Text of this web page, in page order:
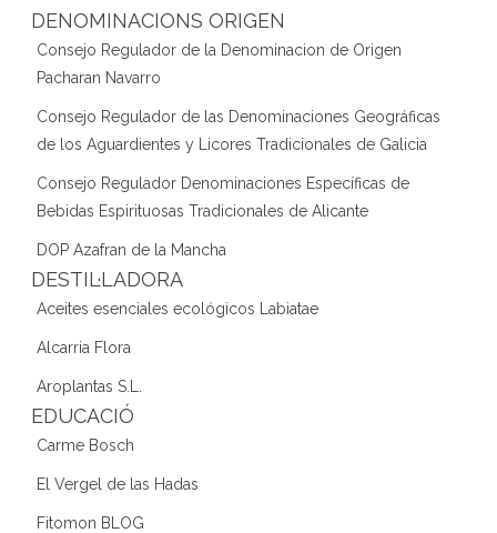
DENOMINACIONS ORIGEN
Consejo Regulador de la Denominacion de Origen
Pacharan Navarro
Consejo Regulador de las Denominaciones Geográficas
de los Aguardientes y Licores Tradicionales de Galicia
Consejo Regulador Denominaciones Específicas de
Bebidas Espirituosas Tradicionales de Alicante
DOP Azafran de la Mancha
DESTIL·LADORA
Aceites esenciales ecológicos Labiatae
Alcarria Flora
Aroplantas S.L.
EDUCACIÓ
Carme Bosch
El Vergel de las Hadas
Fitomon BLOG